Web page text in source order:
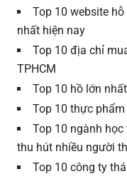
Top 10 website
nhất hiện nay
Top 10 địa chỉ
TPHCM
Top 10 hồ lớn
Top 10 thực
Top 10 ngành
thu hút nhiều người
Top 10 công ty